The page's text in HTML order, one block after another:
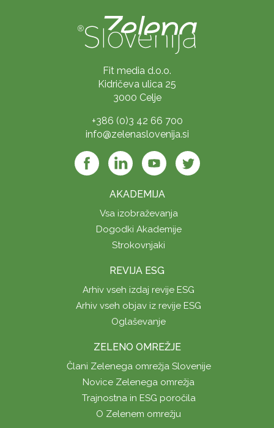
Fit media d.o.o.
Kidričeva ulica 25
3000 Celje
+386 (0)3 42 66 700
info@zelenaslovenija.si
AKADEMIJA
Vsa izobraževanja
Dogodki Akademije
Strokovnjaki
REVIJA ESG
Arhiv vseh izdaj revije ESG
Arhiv vseh objav iz revije ESG
Oglaševanje
ZELENO OMREŽJE
Člani Zelenega omrežja Slovenije
Novice Zelenega omrežja
Trajnostna in ESG poročila
O Zelenem omrežju